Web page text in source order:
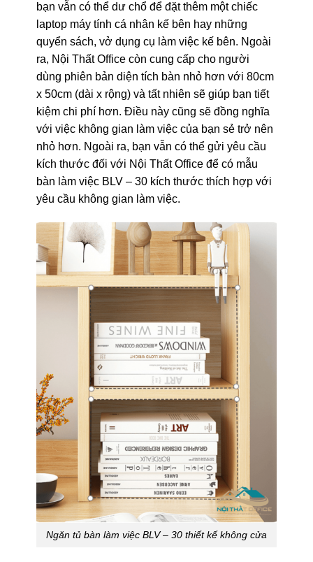
bạn vẫn có thể dư chổ để đặt thêm một chiếc
laptop máy tính cá nhân kế bên hay những
quyển sách, vở dụng cụ làm việc kế bên. Ngoài
ra, Nội Thất Office còn cung cấp cho người
dùng phiên bản diện tích bàn nhỏ hơn với 80cm
x 50cm (dài x rộng) và tất nhiên sẽ giúp bạn tiết
kiệm chi phí hơn. Điều này cũng sẽ đồng nghĩa
với việc không gian làm việc của bạn sẻ trở nên
nhỏ hơn. Ngoài ra, bạn vẫn có thể gửi yêu cầu
kích thước đối với Nội Thất Office để có mẫu
bàn làm việc BLV – 30 kích thước thích hợp với
yêu cầu không gian làm việc.
Ngăn tủ bàn làm việc BLV – 30 thiết kế không cửa